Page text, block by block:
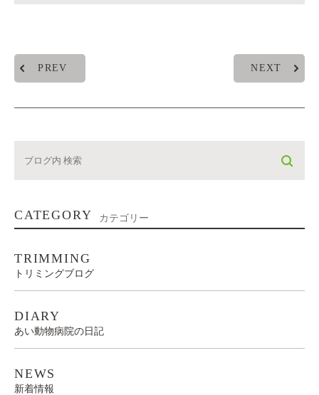
PREV NEXT
CATEGORY カテゴリー
TRIMMING
トリミングブログ
DIARY
あい動物病院の日記
NEWS
新着情報